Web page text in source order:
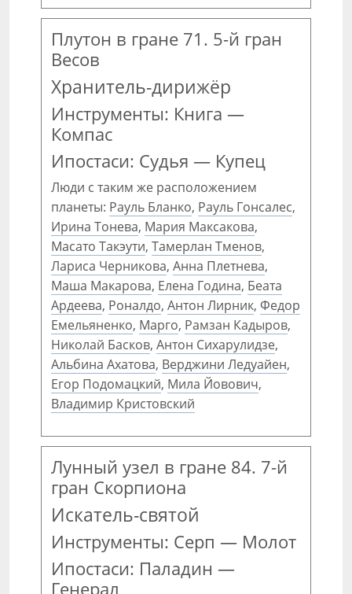
Плутон в гране 71. 5-й гран
Весов
Хранитель-дирижёр
Инструменты: Книга —
Компас
Ипостаси: Судья — Купец
Люди с таким же расположением
планеты: Рауль Бланко, Рауль Гонсалес,
Ирина Тонева, Мария Максакова,
Масато Такэути, Тамерлан Тменов,
Лариса Черникова, Анна Плетнева,
Маша Макарова, Елена Година, Беата
Ардеева, Роналдо, Антон Лирник, Федор
Емельяненко, Марго, Рамзан Кадыров,
Николай Басков, Антон Сихарулидзе,
Альбина Ахатова, Верджини Ледуайен,
Егор Подомацкий, Мила Йовович,
Владимир Кристовский
Лунный узел в гране 84. 7-й
гран Скорпиона
Искатель-святой
Инструменты: Серп — Молот
Ипостаси: Паладин —
Генерал